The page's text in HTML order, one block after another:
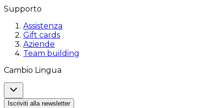
Supporto
Assistenza
Gift cards
Aziende
Team building
Cambio Lingua
Iscriviti alla newsletter